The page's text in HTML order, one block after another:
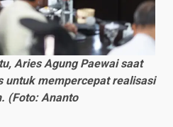
Aries Agung Paewai saat
untuk mempercepat realisasi
(Foto: Ananto